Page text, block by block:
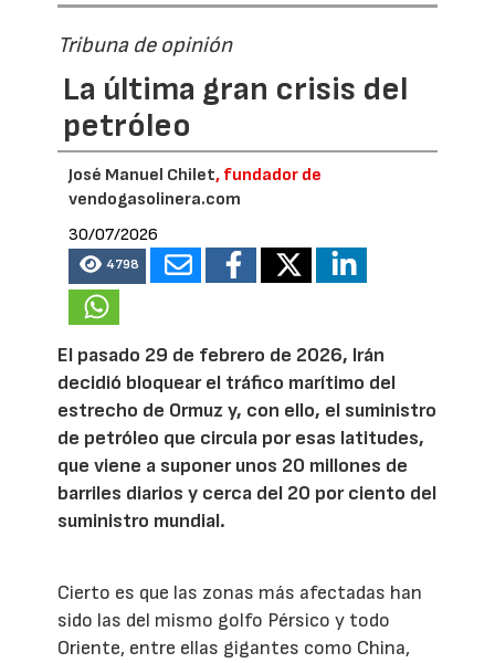
Tribuna de opinión
La última gran crisis del
petróleo
José Manuel Chilet, fundador de
vendogasolinera.com
30/07/2026
4798
El pasado 29 de febrero de 2026, Irán
decidió bloquear el tráfico marítimo del
estrecho de Ormuz y, con ello, el suministro
de petróleo que circula por esas latitudes,
que viene a suponer unos 20 millones de
barriles diarios y cerca del 20 por ciento del
suministro mundial.
Cierto es que las zonas más afectadas han
sido las del mismo golfo Pérsico y todo
Oriente, entre ellas gigantes como China,